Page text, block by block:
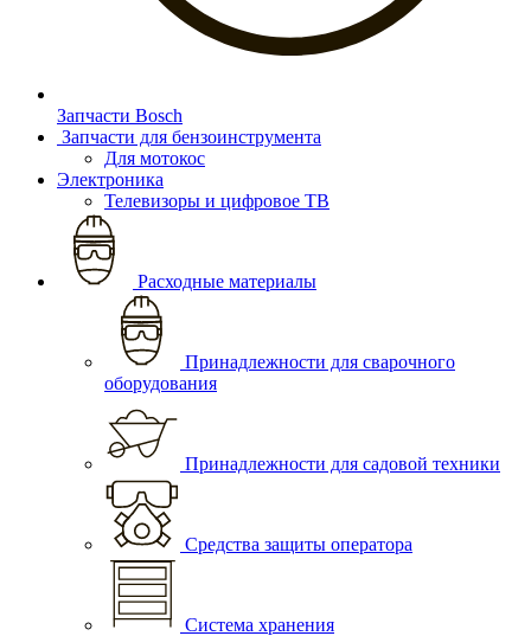
Запчасти Bosch
Запчасти для бензоинструмента
Для мотокос
Электроника
Телевизоры и цифровое ТВ
Расходные материалы
Принадлежности для сварочного
оборудования
Принадлежности для садовой техники
Средства защиты оператора
Система хранения